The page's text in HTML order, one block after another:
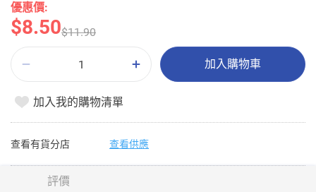
優惠價:
$8.50$11.90
加入購物車
加入我的購物清單
查看有貨分店 查看供應
評價